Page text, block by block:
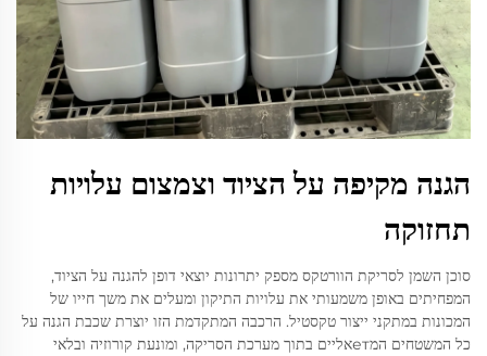
הגנה מקיפה על הציוד וצמצום עלויות
תחזוקה
סוכן השמן לסריקת הוורטקס מספק יתרונות יוצאי דופן להגנה על הציוד,
המפחיתים באופן משמעותי את עלויות התיקון ומעלים את משך חייו של
המכונות במתקני ייצור טקסטיל. הרכבה המתקדמת הזו יוצרת שכבת הגנה על
כל המשטחים המетאליים בתוך מערכת הסריקה, ומונעת קורוזיה ובלאי